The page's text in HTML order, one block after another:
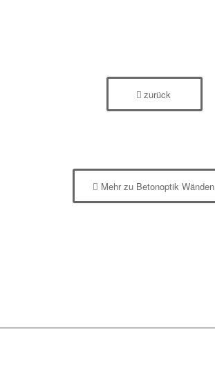
zurück
Mehr zu Betonoptik Wänden